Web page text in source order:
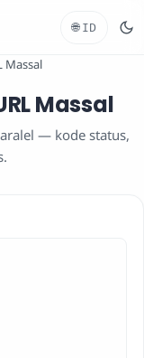
🌐 ID
Massal
Massal
— kode status,